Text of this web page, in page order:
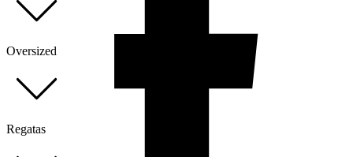
Oversized
Regatas